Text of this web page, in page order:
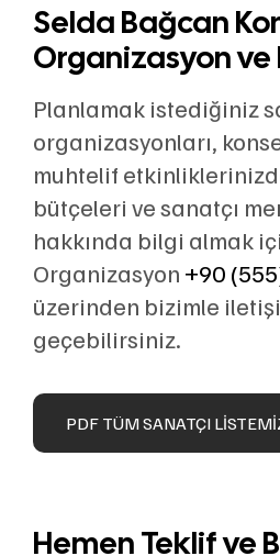
Selda Bağcan
Organizasyon
Planlamak istediğiniz
organizasyonları,
muhtelif
bütçeleri ve sanatçı
hakkında bilgi almak
Organizasyon +90
üzerinden bizimle
geçebilirsiniz.
PDF TÜM SANATÇI
Hemen Teklif ve